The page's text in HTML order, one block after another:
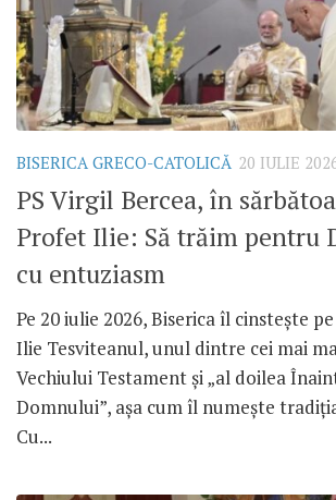
BISERICA GRECO-CATOLICĂ 20 IULIE
PS Virgil Bercea, în
Profet Ilie: Să trăim pentru
cu entuziasm
Pe 20 iulie 2026, Biserica îl cinstește
Ilie Tesviteanul, unul dintre cei mai
Vechiului Testament și „al doilea
Domnului”, așa cum îl numește
Cu...